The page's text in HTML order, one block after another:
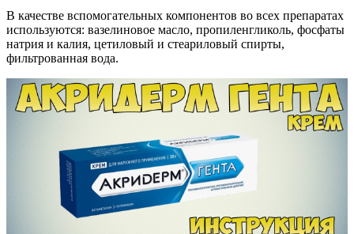
В качестве вспомогательных компонентов во всех препаратах
используются: вазелиновое масло, пропиленгликоль, фосфаты
натрия и калия, цетиловый и стеариловый спирты,
фильтрованная вода.